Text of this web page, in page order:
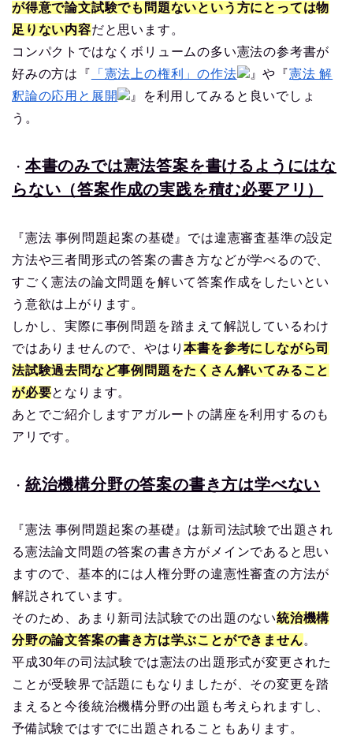
が得意で論文試験でも問題ないという方にとっては物
足りない内容だと思います。
コンパクトではなくボリュームの多い憲法の参考書が
好みの方は『
「憲法上の権利」の作法 』や『憲法 解
釈論の応用と展開
』を利用してみると良いでしょ
う。
・ 本書のみでは憲法答案を書けるようにはな
らない（答案作成の実践を積む必要アリ）
『憲法 事例問題起案の基礎』では違憲審査基準の設定
方法や三者間形式の答案の書き方などが学べるので、
すごく憲法の論文問題を解いて答案作成をしたいとい
う意欲は上がります。
しかし、実際に事例問題を踏まえて解説しているわけ
ではありませんので、やはり本書を参考にしながら司
法試験過去問など事例問題をたくさん解いてみること
が必要となります。
あとでご紹介しますアガルートの講座を利用するのも
アリです。
・ 統治機構分野の答案の書き方は学べない
『憲法 事例問題起案の基礎』は新司法試験で出題され
る憲法論文問題の答案の書き方がメインであると思い
ますので、基本的には人権分野の違憲性審査の方法が
解説されています。
そのため、あまり新司法試験での出題のない統治機構
分野の論文答案の書き方は学ぶことができません。
平成30年の司法試験では憲法の出題形式が変更された
ことが受験界で話題にもなりましたが、その変更を踏
まえると今後統治機構分野の出題も考えられますし、
予備試験ではすでに出題されることもあります。